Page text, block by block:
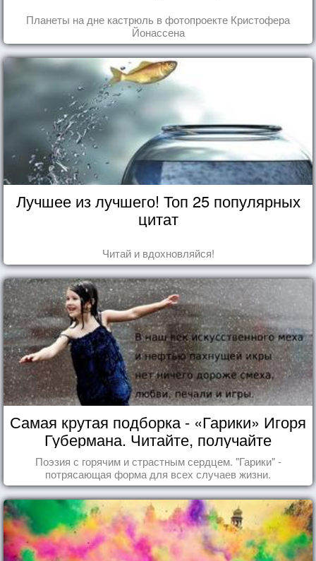
Планеты на дне кастрюль в фотопроекте Кристофера
Йонассена
Лучшее из лучшего! Топ 25 популярных
цитат
Читай и вдохновляйся!
Самая крутая подборка - «Гарики» Игоря
Губермана. Читайте, получайте
удовольствие!
Поэзия с горячим и страстным сердцем. "Гарики" -
потрясающая форма для всех случаев жизни.